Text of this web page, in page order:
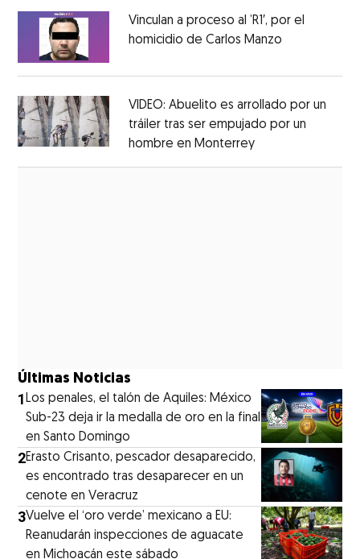
Vinculan a proceso al ’R1′, por el
homicidio de Carlos Manzo
VIDEO: Abuelito es arrollado por un
tráiler tras ser empujado por un
hombre en MonterreyOpens in new
Últimas Noticias
1Los penales, el talón de Aquiles: México
Sub-23 deja ir la medalla de oro en la final
en Santo Domingo
2Erasto Crisanto, pescador desaparecido,
es encontrado tras desaparecer en un
cenote en Veracruz
3Vuelve el ‘oro verde’ mexicano a EU:
Reanudarán inspecciones de aguacate
en Michoacán este sábado